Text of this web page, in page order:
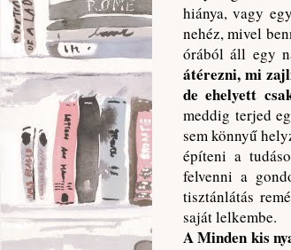
hiánya, vagy
nehéz, mivel
órából áll egy
átérezni, mi
de ehelyett
meddig terjed
sem könnyű
építeni a
felvenni a
tisztánlátás
saját lelkembe.
A Minden kis